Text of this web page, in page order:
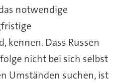
notwendige
kennen. Dass Russen
nicht bei sich selbst
Umständen suchen, ist